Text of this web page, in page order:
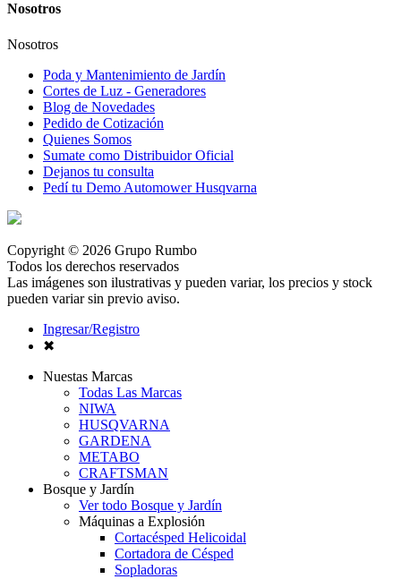
Nosotros
Nosotros
Poda y Mantenimiento de Jardín
Cortes de Luz - Generadores
Blog de Novedades
Pedido de Cotización
Quienes Somos
Sumate como Distribuidor Oficial
Dejanos tu consulta
Pedí tu Demo Automower Husqvarna
Copyright © 2026 Grupo Rumbo
Todos los derechos reservados
Las imágenes son ilustrativas y pueden variar, los precios y stock
pueden variar sin previo aviso.
Ingresar/Registro
✖
Nuestas Marcas
Todas Las Marcas
NIWA
HUSQVARNA
GARDENA
METABO
CRAFTSMAN
Bosque y Jardín
Ver todo Bosque y Jardín
Máquinas a Explosión
Cortacésped Helicoidal
Cortadora de Césped
Sopladoras